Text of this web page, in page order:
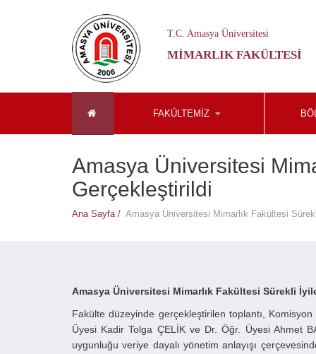
T.C. Amasya Üniversitesi
MIMARLIK FAKÜLTESI
FAKÜLTEMİZ
Amasya Üniversitesi
Gerçekleştirildi
Ana Sayfa / Amasya Üniversitesi Mimarlık Fakültesi
Amasya Üniversitesi Mimarlık Fakültesi Sürekli
Fakülte düzeyinde gerçekleştirilen toplantı,
Üyesi Kadir Tolga ÇELİK ve Dr. Öğr. Üyesi Ahmet
uygunluğu veriye dayalı yönetim anlayışı